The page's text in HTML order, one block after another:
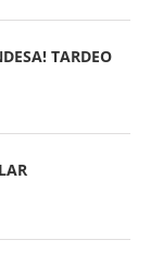
TARDEO